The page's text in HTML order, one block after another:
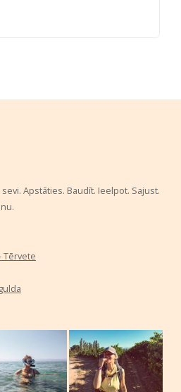
Apstāties. Baudīt. Ieelpot. Sajust.
Tērvete